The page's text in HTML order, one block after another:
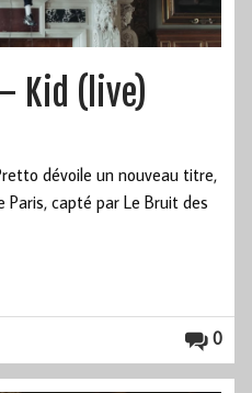
Kid (live)
dévoile un nouveau titre,
Paris, capté par Le Bruit des
0